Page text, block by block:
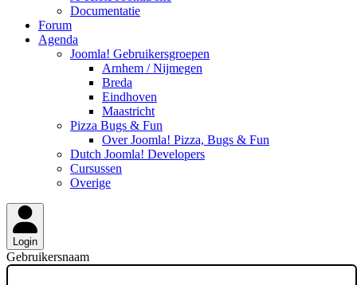
Documentatie
Forum
Agenda
Joomla! Gebruikersgroepen
Arnhem / Nijmegen
Breda
Eindhoven
Maastricht
Pizza Bugs & Fun
Over Joomla! Pizza, Bugs & Fun
Dutch Joomla! Developers
Cursussen
Overige
Login
Gebruikersnaam